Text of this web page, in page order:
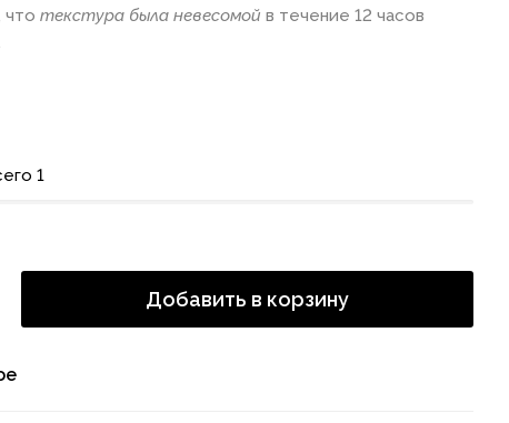
что текстура была невесомой в течение 12 часов
1
Добавить в корзину